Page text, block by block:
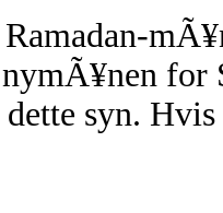
Ramadan-
nymÃ¥nen for
dette syn.